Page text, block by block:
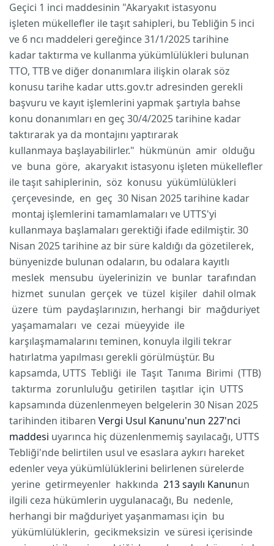
Geçici 1 inci maddesinin "Akaryakıt istasyonu
işleten mükellefler ile taşıt sahipleri, bu Tebliğin 5 inci
ve 6 ncı maddeleri gereğince 31/1/2025 tarihine
kadar taktırma ve kullanma yükümlülükleri bulunan
TTO, TTB ve diğer donanımlara ilişkin olarak söz
konusu tarihe kadar utts.gov.tr adresinden gerekli
başvuru ve kayıt işlemlerini yapmak şartıyla bahse
konu donanımları en geç 30/4/2025 tarihine kadar
taktırarak ya da montajını yaptırarak
kullanmaya başlayabilirler." hükmünün amir olduğu
ve buna göre, akaryakıt istasyonu işleten mükellefler
ile taşıt sahiplerinin, söz konusu yükümlülükleri
çerçevesinde, en geç 30 Nisan 2025 tarihine kadar
montaj işlemlerini tamamlamaları ve UTTS'yi
kullanmaya başlamaları gerektiği ifade edilmiştir. 30
Nisan 2025 tarihine az bir süre kaldığı da gözetilerek,
bünyenizde bulunan odaların, bu odalara kayıtlı
meslek mensubu üyelerinizin ve bunlar tarafından
hizmet sunulan gerçek ve tüzel kişiler dahil olmak
üzere tüm paydaşlarınızın, herhangi bir mağduriyet
yaşamamaları ve cezai müeyyide ile
karşılaşmamalarını teminen, konuyla ilgili tekrar
hatırlatma yapılması gerekli görülmüştür. Bu
kapsamda, UTTS Tebliği ile Taşıt Tanıma Birimi (TTB)
taktırma zorunluluğu getirilen taşıtlar için UTTS
kapsamında düzenlenmeyen belgelerin 30 Nisan 2025
tarihinden itibaren Vergi Usul Kanunu'nun 227'nci
maddesi uyarınca hiç düzenlenmemiş sayılacağı, UTTS
Tebliği'nde belirtilen usul ve esaslara aykırı hareket
edenler veya yükümlülüklerini belirlenen sürelerde
yerine getirmeyenler hakkında 213 sayılı Kanunun
ilgili ceza hükümlerin uygulanacağı, Bu nedenle,
herhangi bir mağduriyet yaşanmaması için bu
yükümlülüklerin, gecikmeksizin ve süresi içerisinde